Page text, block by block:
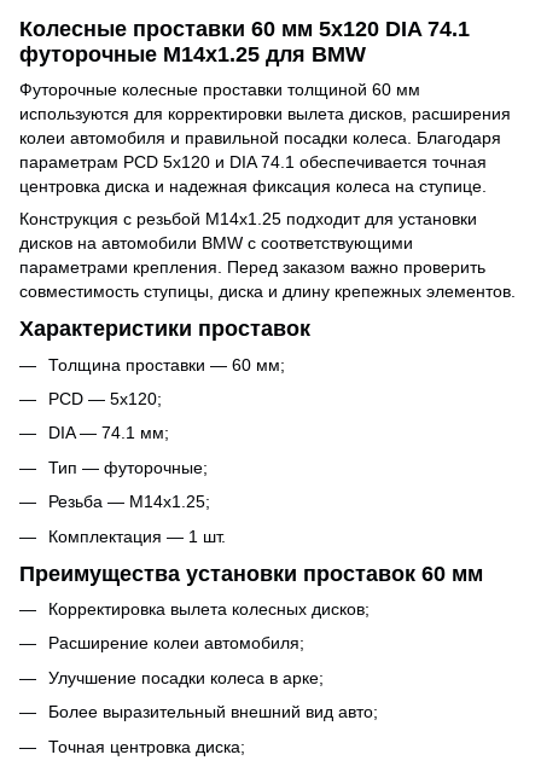
Колесные проставки 60 мм 5x120 DIA 74.1
футорочные M14x1.25 для BMW
Футорочные колесные проставки толщиной 60 мм
используются для корректировки вылета дисков, расширения
колеи автомобиля и правильной посадки колеса. Благодаря
параметрам PCD 5x120 и DIA 74.1 обеспечивается точная
центровка диска и надежная фиксация колеса на ступице.
Конструкция с резьбой M14x1.25 подходит для установки
дисков на автомобили BMW с соответствующими
параметрами крепления. Перед заказом важно проверить
совместимость ступицы, диска и длину крепежных элементов.
Характеристики проставок
Толщина проставки — 60 мм;
PCD — 5x120;
DIA — 74.1 мм;
Тип — футорочные;
Резьба — M14x1.25;
Комплектация — 1 шт.
Преимущества установки проставок 60 мм
Корректировка вылета колесных дисков;
Расширение колеи автомобиля;
Улучшение посадки колеса в арке;
Более выразительный внешний вид авто;
Точная центровка диска;